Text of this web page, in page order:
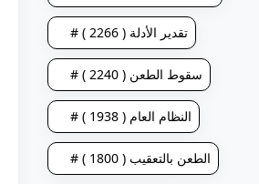
# تقدير الأدلة ( 2266 )
# سقوط الطعن ( 2240 )
# النظام العام ( 1938 )
# الطعن بالتعقيب ( 1800 )